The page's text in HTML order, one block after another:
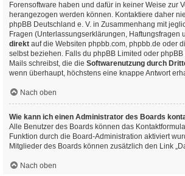
Forensoftware haben und dafür in keiner Weise zur
herangezogen werden können. Kontaktiere daher
phpBB Deutschland e. V. in Zusammenhang mit
Fragen (Unterlassungserklärungen, Haftungsfragen
direkt auf die Websiten phpbb.com, phpbb.de oder
selbst beziehen. Falls du phpBB Limited oder phpBB
Mails schreibst, die die Softwarenutzung durch
wenn überhaupt, höchstens eine knappe Antwort
Nach oben
Wie kann ich einen Administrator des Boards
Alle Benutzer des Boards können das
Funktion durch die Board-Administration aktiviert
Mitglieder des Boards können zusätzlich den Link
Nach oben